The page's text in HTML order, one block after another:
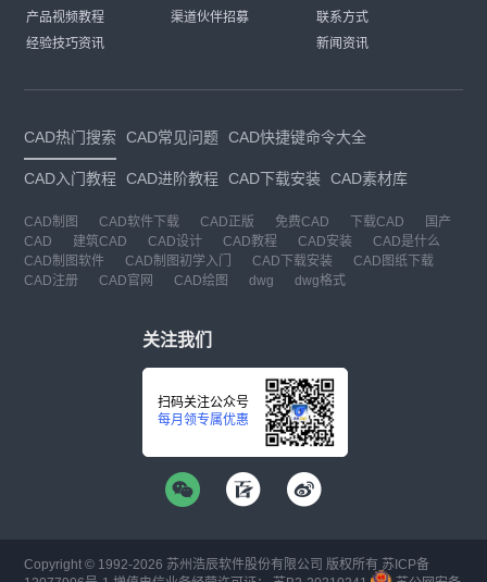
产品视频教程
经验技巧资讯
渠道伙伴招募
联系方式
新闻资讯
CAD热门搜索 CAD常见问题 CAD快捷键命令大全
CAD入门教程 CAD进阶教程 CAD下载安装 CAD素材库
CAD制图 CAD软件下载 CAD正版 免费CAD 下载CAD
国产
CAD
建筑CAD CAD设计 CAD教程 CAD安装
CAD是什么
CAD制图软件
CAD制图初学入门 CAD下载安装
CAD图纸下载
CAD注册
CAD官网 CAD绘图 dwg dwg格式
关注我们
扫码关注公众号
每月领专属优惠
Copyright © 1992-2026 苏州浩辰软件股份有限公司 版权所有 苏ICP备